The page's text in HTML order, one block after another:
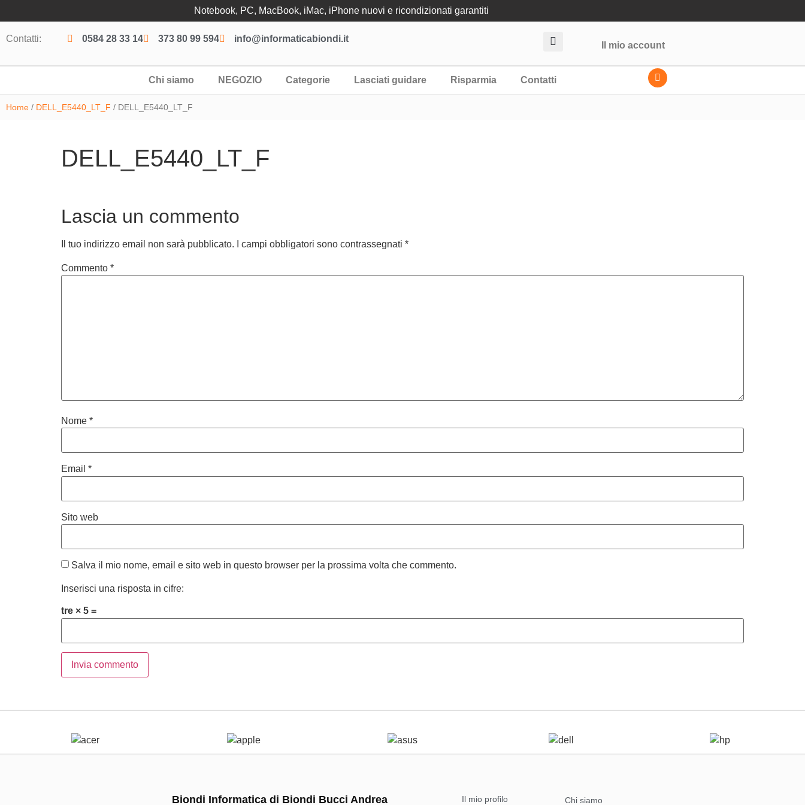
Notebook, PC, MacBook, iMac, iPhone nuovi e ricondizionati garantiti
Contatti: 0584 28 33 14 373 80 99 594 info@informaticabiondi.it
Il mio account
Chi siamo NEGOZIO Categorie Lasciati guidare Risparmia Contatti
Home / DELL_E5440_LT_F / DELL_E5440_LT_F
DELL_E5440_LT_F
Lascia un commento
Il tuo indirizzo email non sarà pubblicato. I campi obbligatori sono contrassegnati *
Commento *
Nome *
Email *
Sito web
Salva il mio nome, email e sito web in questo browser per la prossima volta che commento.
Inserisci una risposta in cifre:
tre × 5 =
Biondi Informatica di Biondi Bucci Andrea Il mio profilo Chi siamo